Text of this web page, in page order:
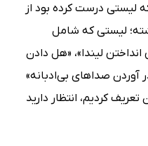
لیستی درست کرده بود از
لیستی که شامل
لیندا»، «هل دادن
آوردن صداهای بی‌ادبانه»
کردیم، انتظار دارید